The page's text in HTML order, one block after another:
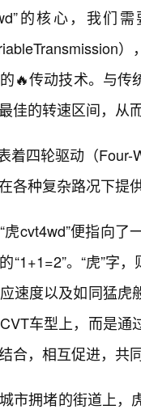
的核心，我们
🔥传动技术。与
佳的转速区间，从
着四轮驱动（
各种复杂路况下提
虎cvt4wd”便指向
“1+1=2”。“虎”字
速度以及如同猛
车型上，而是
合，相互促进，共
市拥堵的街道上，